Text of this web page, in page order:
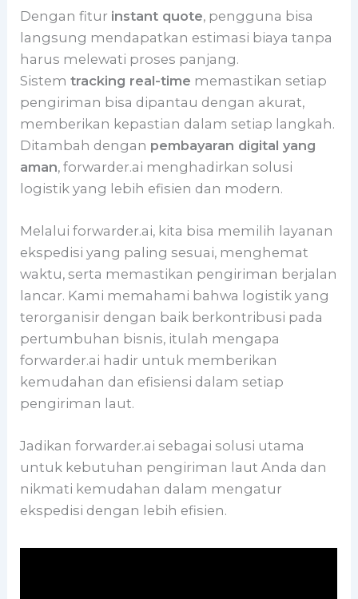
Dengan fitur instant quote, pengguna bisa
langsung mendapatkan estimasi biaya tanpa
harus melewati proses panjang.
Sistemtracking real-time memastikan setiap
pengiriman bisa dipantau dengan akurat,
memberikan kepastian dalam setiap langkah.
Ditambah dengan pembayaran digital yang
aman, forwarder.ai menghadirkan solusi
logistik yang lebih efisien dan modern.
Melalui forwarder.ai, kita bisa memilih layanan
ekspedisi yang paling sesuai, menghemat
waktu, serta memastikan pengiriman berjalan
lancar. Kami memahami bahwa logistik yang
terorganisir dengan baik berkontribusi pada
pertumbuhan bisnis, itulah mengapa
forwarder.ai hadir untuk memberikan
kemudahan dan efisiensi dalam setiap
pengiriman laut.
Jadikan forwarder.ai sebagai solusi utama
untuk kebutuhan pengiriman laut Anda dan
nikmati kemudahan dalam mengatur
ekspedisi dengan lebih efisien.